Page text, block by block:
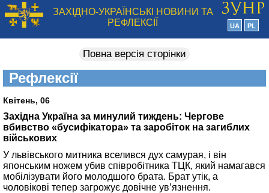
ЗАХІДНО-УКРАЇНСЬКІ НОВИНИ ТА
РЕФЛЕКСІЇ
UA PL
Повна версія сторінки
Рефлексії
Квітень, 06
Західна Україна за минулий тиждень: Чергове
вбивство «бусифікатора» та заробіток на загиблих
військових
У львівського митника вселився дух самурая, і він
японським ножем убив співробітника ТЦК, який намагався
мобілізувати його молодшого брата. Брат утік, а
чоловікові тепер загрожує довічне ув’язнення.